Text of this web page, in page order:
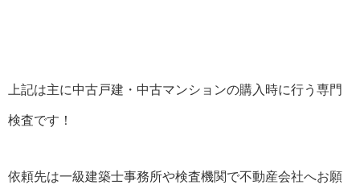
上記は主に中古戸建・中古マンションの購入時に行う専門
検査です！
依頼先は一級建築士事務所や検査機関で不動産会社へお願